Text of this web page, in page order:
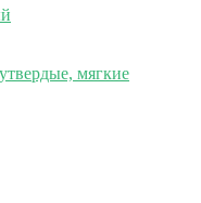
мягкие